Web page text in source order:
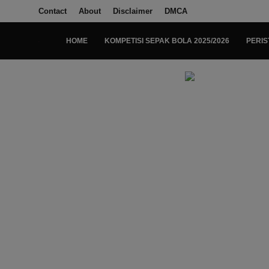
Contact About Disclaimer DMCA
HOME KOMPETISI SEPAK BOLA 2025/2026